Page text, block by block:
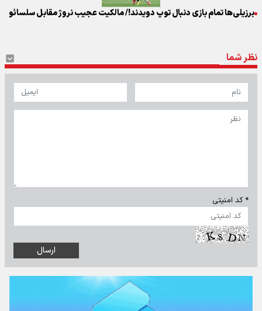
برزیلی‌ها تمام بازی دنبال توپ دویدند!/ مالکیت عجیب نروژ مقابل سلسائو
نظر شما
* کد امنیتی